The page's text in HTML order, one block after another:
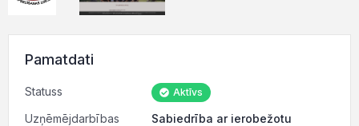
Pamatdati
Statuss Aktīvs
Uzņēmējdarbības
Sabiedrība ar ierobežotu